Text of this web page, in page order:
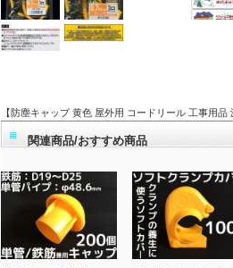
【防塵キャップ 黄色 屋外用 コードリール 工事用品
関連商品/おすすめ商品